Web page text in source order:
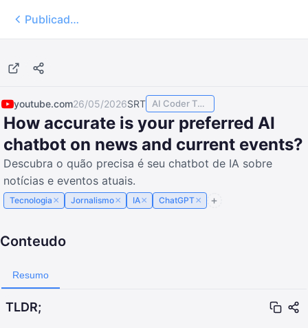
Publicados
youtube.com26/05/2026SRT AI Coder TODAY
How accurate is your preferred AI
chatbot on news and current events?
Descubra o quão precisa é seu chatbot de IA sobre
notícias e eventos atuais.
Tecnologia × Jornalismo× IA× ChatGPT×
Conteudo
Resumo
TLDR;